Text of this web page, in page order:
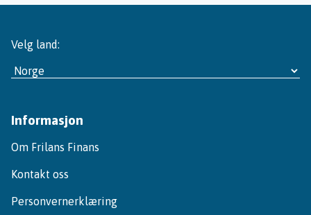
Velg land:
Informasjon
Om Frilans Finans
Kontakt oss
Personvernerklæring